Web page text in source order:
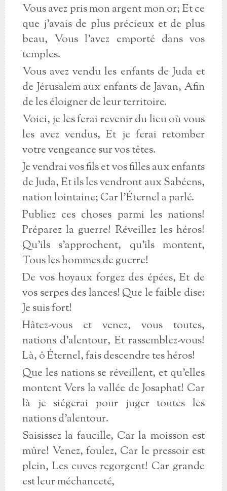
Vous avez pris mon argent mon or; Et ce
que j'avais de plus précieux et de plus
beau, Vous l'avez emporté dans vos
temples.
Vous avez vendu les enfants de Juda et
de Jérusalem aux enfants de Javan, Afin
de les éloigner de leur territoire.
Voici, je les ferai revenir du lieu où vous
les avez vendus, Et je ferai retomber
votre vengeance sur vos têtes.
Je vendrai vos fils et vos filles aux enfants
de Juda, Et ils les vendront aux Sabéens,
nation lointaine; Car l'Éternel a parlé.
Publiez ces choses parmi les nations!
Préparez la guerre! Réveillez les héros!
Qu'ils s'approchent, qu'ils montent,
Tous les hommes de guerre!
De vos hoyaux forgez des épées, Et de
vos serpes des lances! Que le faible dise:
Je suis fort!
Hâtez-vous et venez, vous toutes,
nations d'alentour, Et rassemblez-vous!
Là, ô Éternel, fais descendre tes héros!
Que les nations se réveillent, et qu'elles
montent Vers la vallée de Josaphat! Car
là je siégerai pour juger toutes les
nations d'alentour.
Saisissez la faucille, Car la moisson est
mûre! Venez, foulez, Car le pressoir est
plein, Les cuves regorgent! Car grande
est leur méchanceté,